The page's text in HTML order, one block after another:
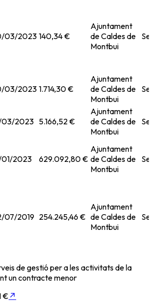
03/2023 140,34 €
Ajuntament
de Caldes de
Montbui
03/2023 1.714,30 €
Ajuntament
de Caldes de
Montbui
03/2023 5.166,52 €
Ajuntament
de Caldes de
Montbui
01/2023 629.092,80 €
Ajuntament
de Caldes de
Montbui
07/2019 254.245,46 €
Ajuntament
de Caldes de
Montbui
de gestió per a les activitats de la
un contracte menor
€ ↗